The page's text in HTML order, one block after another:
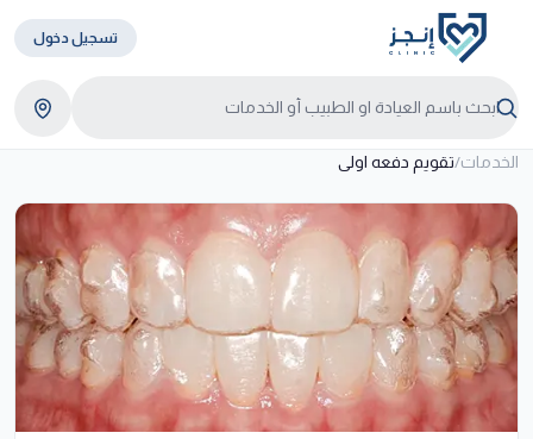
تسجيل دخول
الخدمات/تقويم دفعه اولى